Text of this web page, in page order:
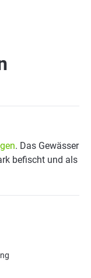
. Das Gewässer
befischt und als